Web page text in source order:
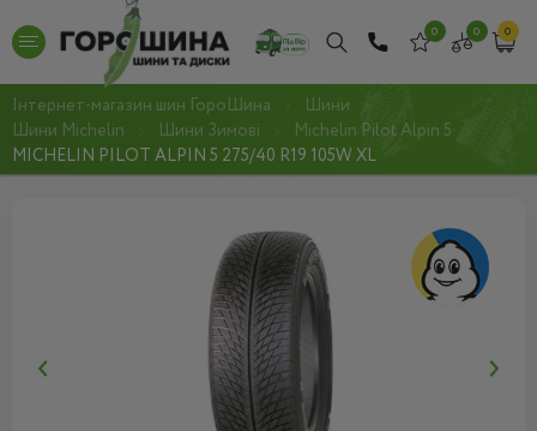
0 0 0
Інтернет-магазин шин ГороШина
Шини
Шини Michelin
Шини Зимові
Michelin Pilot Alpin 5
MICHELIN PILOT ALPIN 5 275/40 R19 105W XL